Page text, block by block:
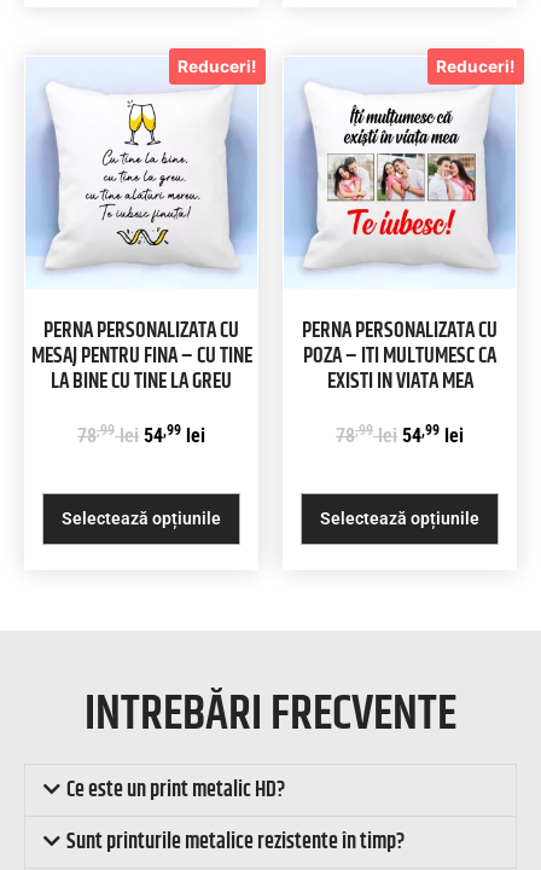
Reduceri!
PERNA PERSONALIZATA CU
MESAJ PENTRU FINA – CU TINE
LA BINE CU TINE LA GREU
78,99 lei 54 ,99 lei
Selectează opțiunile
Reduceri!
PERNA PERSONALIZATA CU
POZA – ITI MULTUMESC CA
EXISTI IN VIATA MEA
78,99 lei 54 ,99 lei
Selectează opțiunile
INTREBĂRI FRECVENTE
Ce este un print metalic HD?
Sunt printurile metalice rezistente în timp?